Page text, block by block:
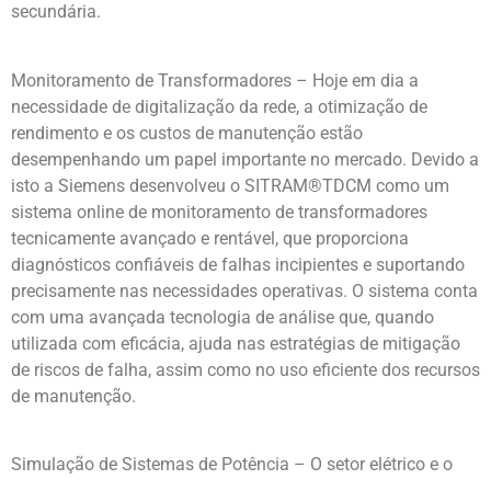
secundária.
Monitoramento de Transformadores – Hoje em dia a
necessidade de digitalização da rede, a otimização de
rendimento e os custos de manutenção estão
desempenhando um papel importante no mercado. Devido a
isto a Siemens desenvolveu o SITRAM®TDCM como um
sistema online de monitoramento de transformadores
tecnicamente avançado e rentável, que proporciona
diagnósticos confiáveis de falhas incipientes e suportando
precisamente nas necessidades operativas. O sistema conta
com uma avançada tecnologia de análise que, quando
utilizada com eficácia, ajuda nas estratégias de mitigação
de riscos de falha, assim como no uso eficiente dos recursos
de manutenção.
Simulação de Sistemas de Potência – O setor elétrico e o